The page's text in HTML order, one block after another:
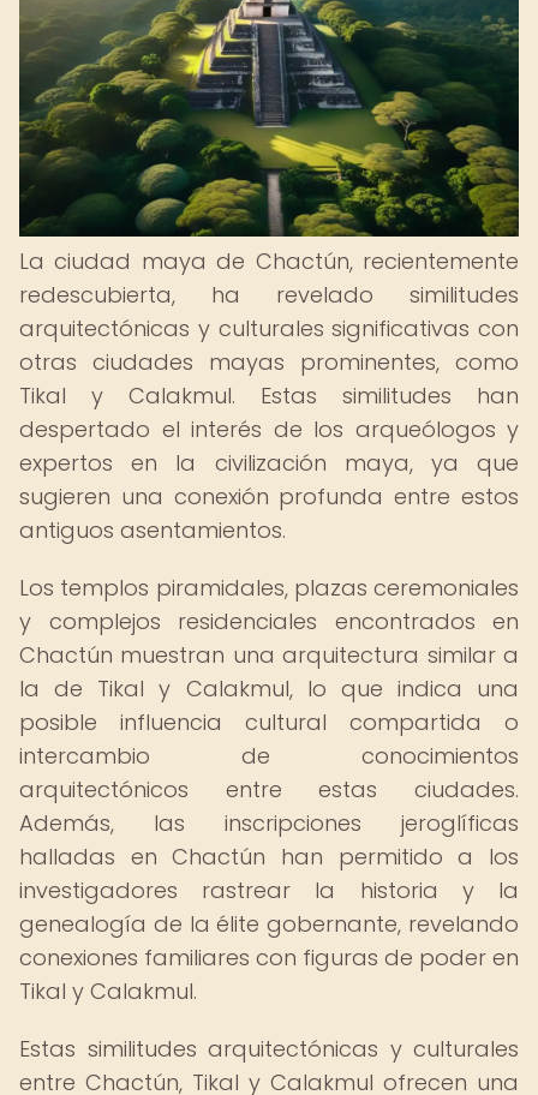
La ciudad maya de Chactún, recientemente
redescubierta, ha revelado similitudes
arquitectónicas y culturales significativas con
otras ciudades mayas prominentes, como
Tikal y Calakmul. Estas similitudes han
despertado el interés de los arqueólogos y
expertos en la civilización maya, ya que
sugieren una conexión profunda entre estos
antiguos asentamientos.
Los templos piramidales, plazas ceremoniales
y complejos residenciales encontrados en
Chactún muestran una arquitectura similar a
la de Tikal y Calakmul, lo que indica una
posible influencia cultural compartida o
intercambio de conocimientos
arquitectónicos entre estas ciudades.
Además, las inscripciones jeroglíficas
halladas en Chactún han permitido a los
investigadores rastrear la historia y la
genealogía de la élite gobernante, revelando
conexiones familiares con figuras de poder en
Tikal y Calakmul.
Estas similitudes arquitectónicas y culturales
entre Chactún, Tikal y Calakmul ofrecen una